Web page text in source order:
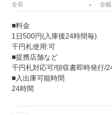
全長 - 全幅
■料金
1日500円(入庫後24時間毎)
千円札使用:可
■提携店舗など
千円札対応可/領収書即時発行/
■入出庫可能時間
24時間